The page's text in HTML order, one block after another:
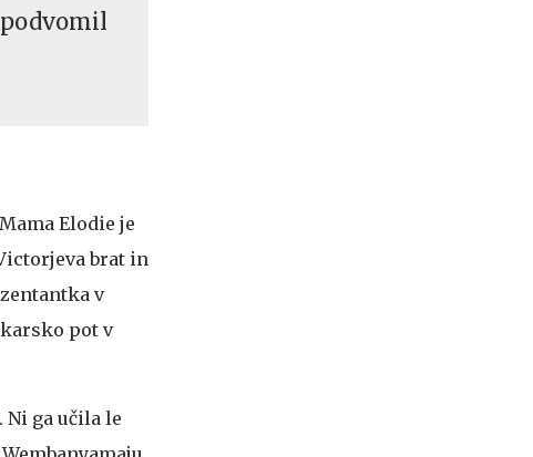
podvomil
Elodie je
brat in
v
pot v
ga učila le